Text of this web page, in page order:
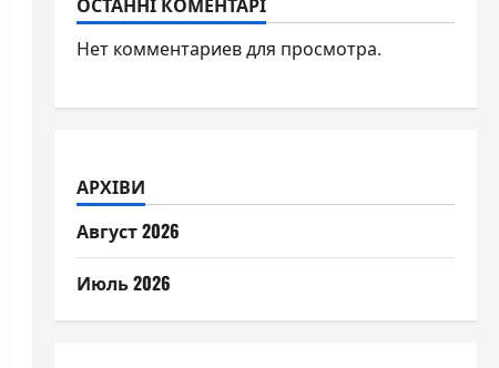
Нет комментариев для просмотра.
АРХІВИ
Август 2026
Июль 2026